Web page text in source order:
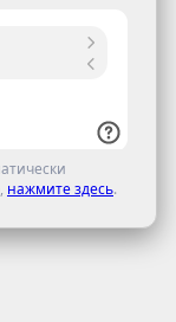
нажмите здесь.